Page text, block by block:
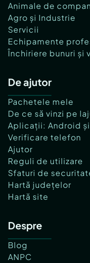
Animale de
Agro și Industrie
Servicii
Echipamente
Închiriere bunuri și
De ajutor
Pachetele mele
De ce să vinzi pe
Aplicații: Android
Verificare telefon
Ajutor
Reguli de utilizare
Sfaturi de
Hartă județelor
Hartă site
Despre
Blog
ANPC